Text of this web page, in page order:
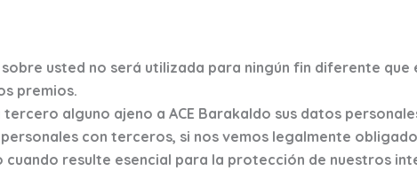
usted no será utilizada para ningún fin diferente que
premios.
tercero alguno ajeno a ACE Barakaldo sus datos
con terceros, si nos vemos legalmente
resulte esencial para la protección de nuestros